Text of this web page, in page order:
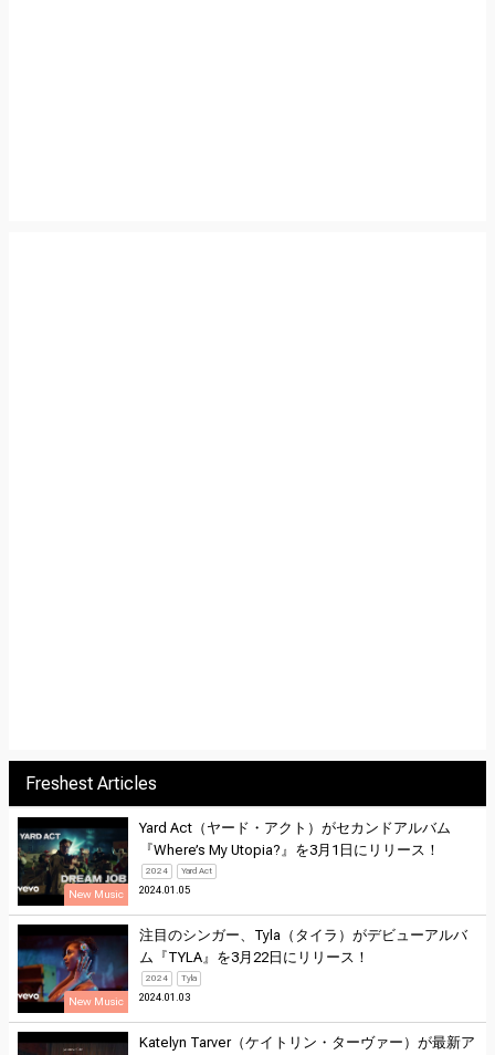
Freshest Articles
New Music
Yard Act（ヤード・アクト）がセカンドアルバム
『Where’s My Utopia?』を3月1日にリリース！
2024 Yard Act
2024.01.05
New Music
注目のシンガー、Tyla（タイラ）がデビューアルバ
ム『TYLA』を3月22日にリリース！
2024 Tyla
2024.01.03
Katelyn Tarver（ケイトリン・ターヴァー）が最新ア